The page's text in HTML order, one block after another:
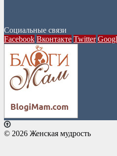
Социальные связи
Facebook Вконтакте Twitter
© 2026 Женская мудрость